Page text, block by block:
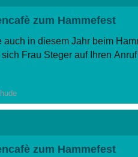
zum Hammefest
in diesem Jahr beim
Frau Steger auf Ihren
zum Hammefest